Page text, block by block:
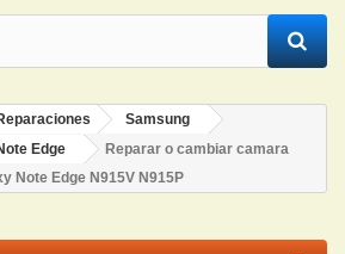
Samsung
Edge
Reparar o cambiar camara
Note Edge N915V N915P